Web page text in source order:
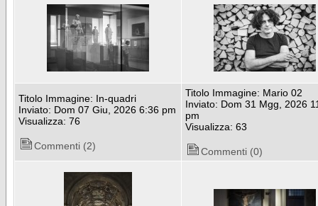
Titolo Immagine: In-quadri
Inviato: Dom 07 Giu, 2026 6:36 pm
Visualizza: 76
Commenti (2)
Titolo Immagine: Mario 02
Inviato: Dom 31 Mgg, 2026
pm
Visualizza: 63
Commenti (0)